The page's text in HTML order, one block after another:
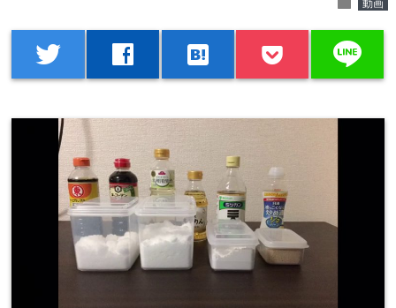
動画
twitter facebook hatenabookmark line